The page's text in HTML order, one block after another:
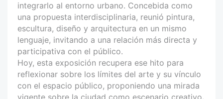
integrarlo al entorno urbano. Concebida como
una propuesta interdisciplinaria, reunió pintura,
escultura, diseño y arquitectura en un mismo
lenguaje, invitando a una relación más directa y
participativa con el público.
Hoy, esta exposición recupera ese hito para
reflexionar sobre los límites del arte y su vínculo
con el espacio público, proponiendo una mirada